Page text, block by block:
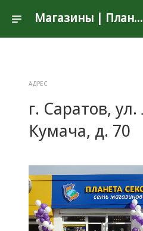
Магазины | Планета Секонд Хенд
АДРЕС
г. Саратов,
Кумача, д. 70